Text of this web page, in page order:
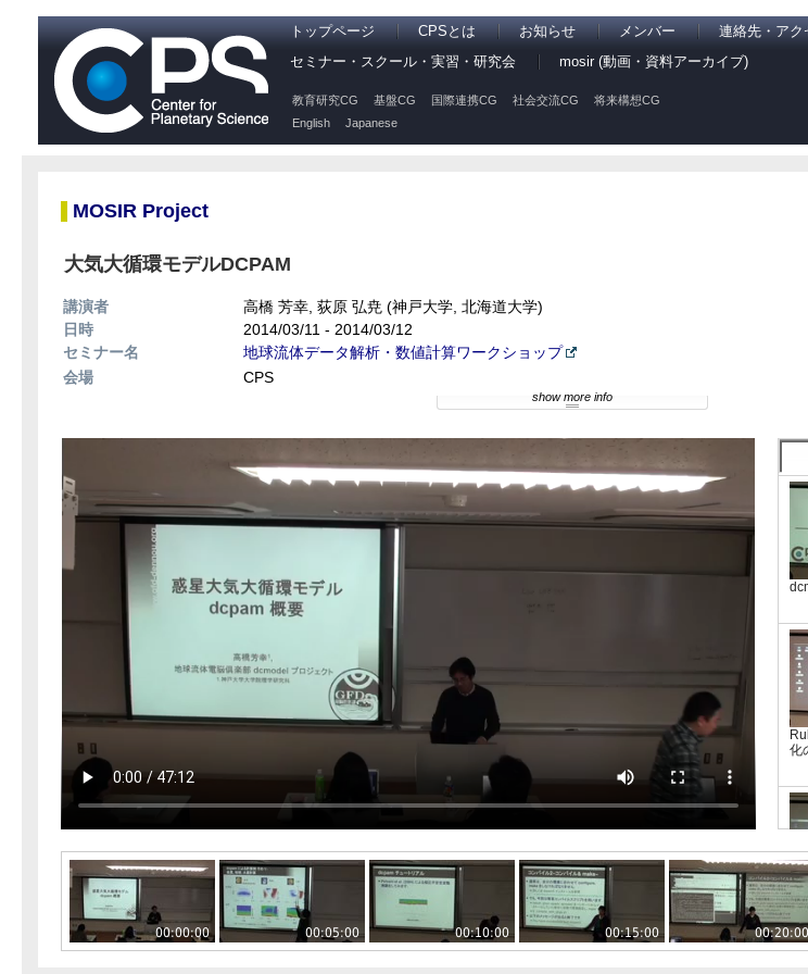
トップページ CPSとは お知らせ メンバー
連絡先・アク
セミナー・スクール・実習・研究会
mosir (動画・資料アーカイブ)
教育研究CG 基盤CG 国際連携CG 社会交流CG
将来構想CG
English
Japanese
MOSIR Project
大気大循環モデルDCPAM
講演者
高橋 芳幸, 荻原 弘尭 (神戸大学, 北海道大学)
日時
2014/03/11 - 2014/03/12
セミナー名
地球流体データ解析・数値計算ワークショップ
会場 CPS
show more info
化
本
00:00:00
00:05:00 00:10:00 00:15:00 00:20:00